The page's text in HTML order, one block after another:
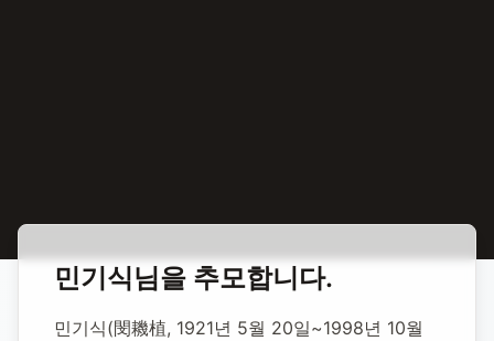
합동 추모 민기식 육군참모총장
민기식
민기식님을 추모합니다.
민기식(閔耭植, 1921년 5월 20일~1998년 10월